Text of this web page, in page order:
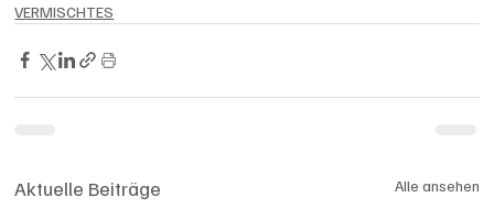
VERMISCHTES
Aktuelle Beiträge Alle ansehen